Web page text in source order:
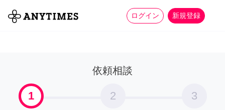
ログイン 新規登録
全て 家事 more_horiz
依頼相談
1 2 3